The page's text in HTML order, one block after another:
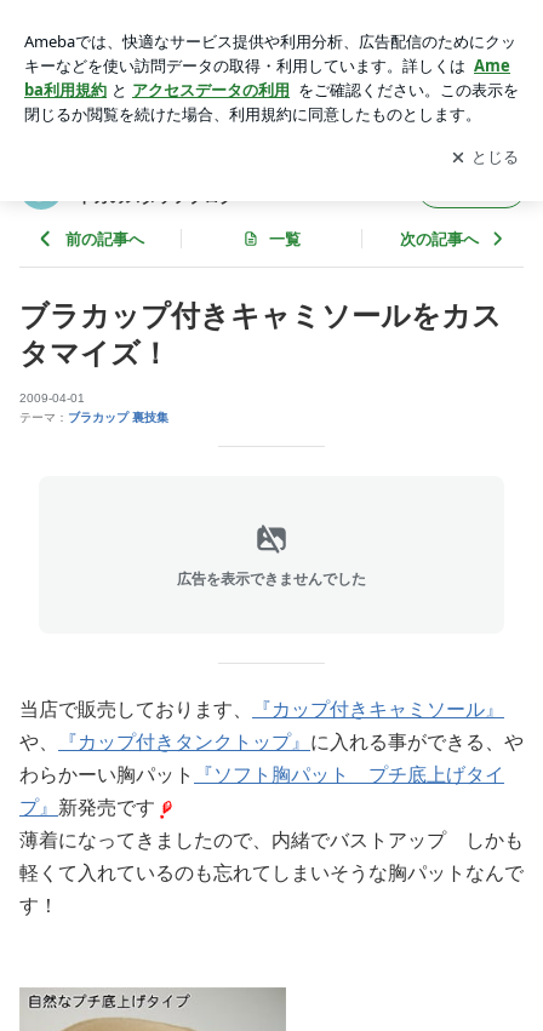
類・カップ付き衣類の専門店 トトカのスタッフブログ
アプリをダウンロードして ブログの更新通知
を受け取りまし
ょう。
開く
トカのスタッフブログ
前の記事へ 一覧 次の記事へ
ブラカップ付きキャミソールをカス
タマイズ！
2009-04-01
テーマ： ブラカップ 裏技集
広告を表示できませんでした
当店で販売しております、
『カップ付きキャミソール』
や、
『カップ付きタンクトップ』 に入れる事ができる、や
わらかーい胸パット
『ソフト胸パット プチ底上げタイ
プ』 新発売です
薄着になってきましたので、内緒でバストアップ
しかも
軽くて入れているのも忘れてしまいそうな胸パットなんで
す！